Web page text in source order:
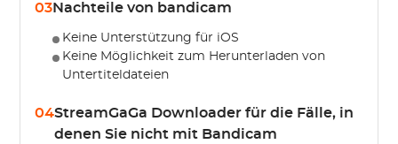
03Nachteile von bandicam
Keine Unterstützung für iOS
Keine Möglichkeit zum Herunterladen von
Untertiteldateien
04StreamGaGa Downloader für die Fälle, in
denen Sie nicht mit Bandicam